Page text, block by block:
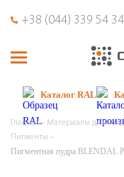
+38 (044) 339 54 34
Каталог RAL
Главная Материалы для
Пигменты
Пигментная пудра